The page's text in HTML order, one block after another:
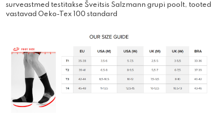
surveastmed testitakse Šveitsis Salzmann grupi poolt, tooted
vastavad Oeko-Tex 100 standard